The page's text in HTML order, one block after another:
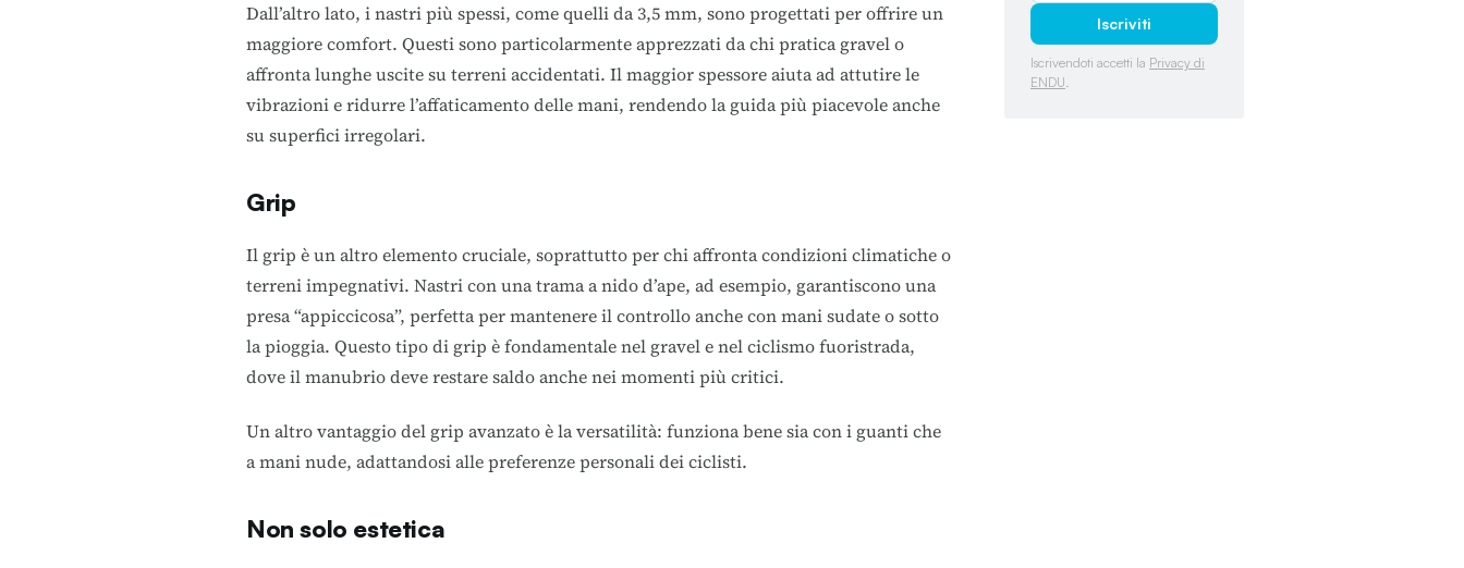
Dall’altro lato, i nastri più spessi, come quelli da 3,5 mm, sono progettati per offrire un
maggiore comfort. Questi sono particolarmente apprezzati da chi pratica gravel o
affronta lunghe uscite su terreni accidentati. Il maggior spessore aiuta ad attutire le
vibrazioni e ridurre l’affaticamento delle mani, rendendo la guida più piacevole anche
su superfici irregolari.
Grip
Il grip è un altro elemento cruciale, soprattutto per chi affronta condizioni climatiche o
terreni impegnativi. Nastri con una trama a nido d’ape, ad esempio, garantiscono una
presa “appiccicosa”, perfetta per mantenere il controllo anche con mani sudate o sotto
la pioggia. Questo tipo di grip è fondamentale nel gravel e nel ciclismo fuoristrada,
dove il manubrio deve restare saldo anche nei momenti più critici.
Un altro vantaggio del grip avanzato è la versatilità: funziona bene sia con i guanti che
a mani nude, adattandosi alle preferenze personali dei ciclisti.
Non solo estetica
Iscriviti
Iscrivendoti accetti la Privacy di
ENDU